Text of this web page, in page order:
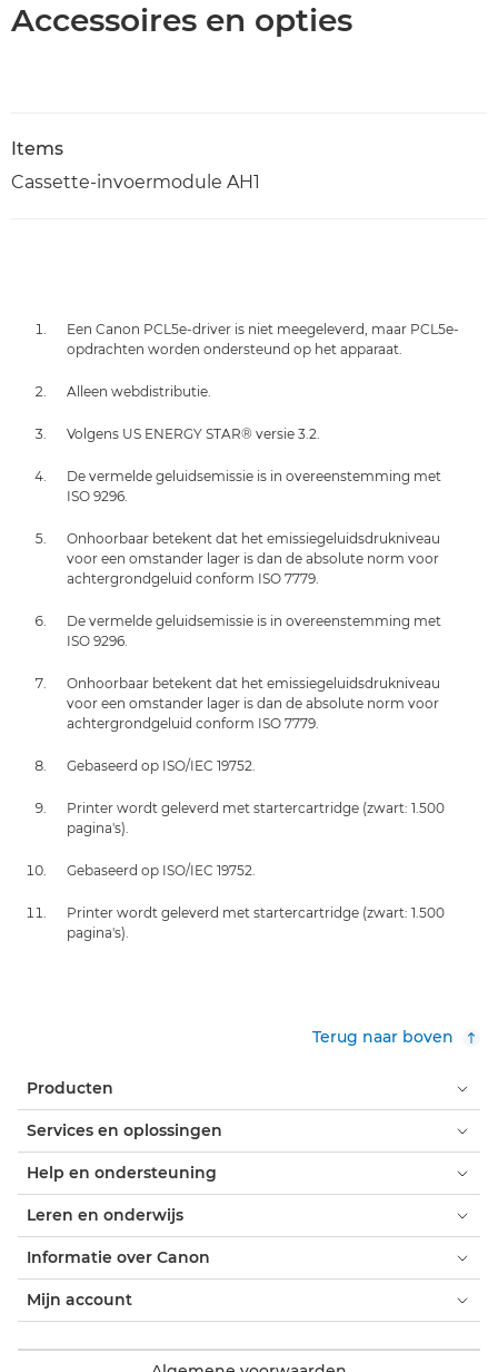
Accessoires en opties
Items
Cassette-invoermodule AH1
Een Canon PCL5e-driver is niet meegeleverd, maar PCL5e-
opdrachten worden ondersteund op het apparaat.
Alleen webdistributie.
Volgens US ENERGY STAR® versie 3.2.
De vermelde geluidsemissie is in overeenstemming met
ISO 9296.
Onhoorbaar betekent dat het emissiegeluidsdrukniveau
voor een omstander lager is dan de absolute norm voor
achtergrondgeluid conform ISO 7779.
De vermelde geluidsemissie is in overeenstemming met
ISO 9296.
Onhoorbaar betekent dat het emissiegeluidsdrukniveau
voor een omstander lager is dan de absolute norm voor
achtergrondgeluid conform ISO 7779.
Gebaseerd op ISO/IEC 19752.
Printer wordt geleverd met startercartridge (zwart: 1.500
pagina's).
Gebaseerd op ISO/IEC 19752.
Printer wordt geleverd met startercartridge (zwart: 1.500
pagina's).
Terug naar boven
Producten
Services en oplossingen
Help en ondersteuning
Leren en onderwijs
Informatie over Canon
Mijn account